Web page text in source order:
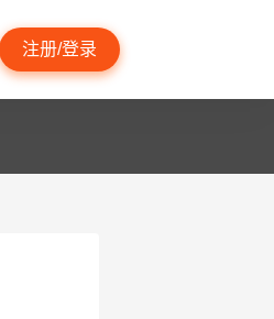
注册/登录